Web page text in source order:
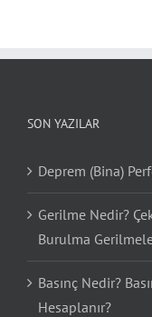
SON YAZILAR
Deprem (Bina)
Gerilme Nedir?
Burulma
Basınç Nedir?
Hesaplanır?